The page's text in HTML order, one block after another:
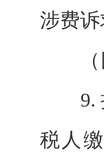
涉费诉
（四
9. 持
税人